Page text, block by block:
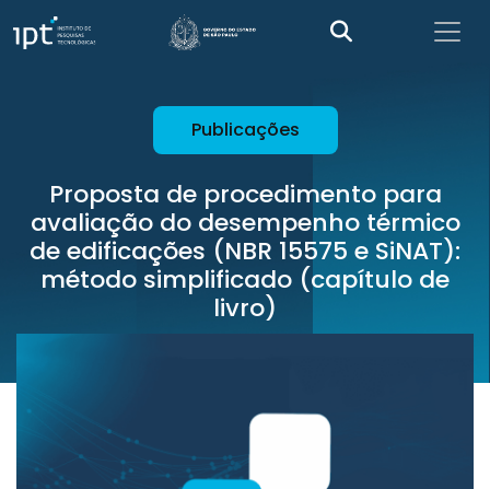
Publicações
Proposta de procedimento para
avaliação do desempenho térmico
de edificações (NBR 15575 e SiNAT):
método simplificado (capítulo de
livro)